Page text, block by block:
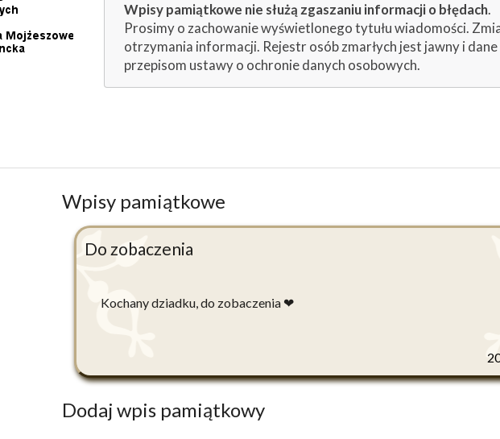
Wpisy pamiątkowe nie służą zgaszaniu informacji o błędach.
Prosimy o zachowanie wyświetlonego tytułu wiadomości.
otrzymania informacji. Rejestr osób zmarłych jest jawny i
przepisom ustawy o ochronie danych osobowych.
Wpisy pamiątkowe
Do zobaczenia
Kochany dziadku, do zobaczenia ❤
Dodaj wpis pamiątkowy